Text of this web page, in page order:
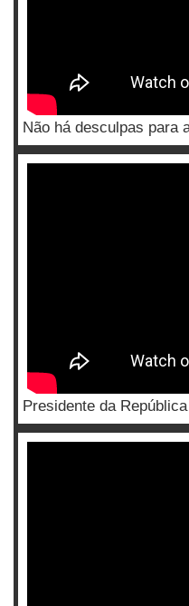
Não há desculpas para
Presidente da